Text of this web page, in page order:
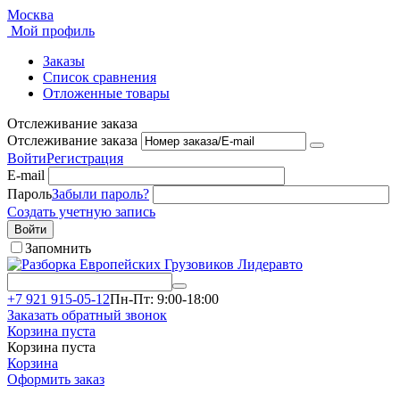
Москва
Мой профиль
Заказы
Список сравнения
Отложенные товары
Отслеживание заказа
Отслеживание заказа
ВойтиРегистрация
E-mail
ПарольЗабыли пароль?
Создать учетную запись
Войти
Запомнить
+7 921 915-05-12Пн-Пт: 9:00-18:00
Заказать обратный звонок
Корзина пуста
Корзина пуста
Корзина
Оформить заказ